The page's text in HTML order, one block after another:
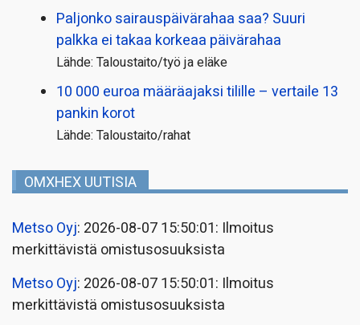
Paljonko sairauspäivä­rahaa saa? Suuri
palkka ei takaa korkeaa päivärahaa
Lähde: Taloustaito/työ ja eläke
10 000 euroa määräajaksi tilille – vertaile 13
pankin korot
Lähde: Taloustaito/rahat
OMXHEX UUTISIA
Metso Oyj: 2026-08-07 15:50:01: Ilmoitus
merkittävistä omistusosuuksista
Metso Oyj: 2026-08-07 15:50:01: Ilmoitus
merkittävistä omistusosuuksista